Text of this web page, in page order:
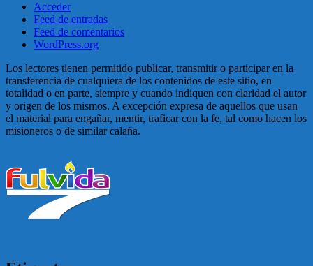
Acceder
Feed de entradas
Feed de comentarios
WordPress.org
Los lectores tienen permitido publicar, transmitir o participar en la
transferencia de cualquiera de los contenidos de este sitio, en
totalidad o en parte, siempre y cuando indiquen con claridad el autor
y origen de los mismos. A excepción expresa de aquellos que usan
el material para engañar, mentir, traficar con la fe, tal como hacen los
misioneros o de similar calaña.